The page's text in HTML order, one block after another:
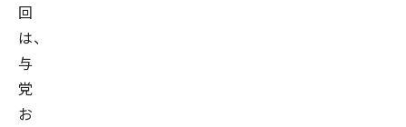
回
は、
与
党
お